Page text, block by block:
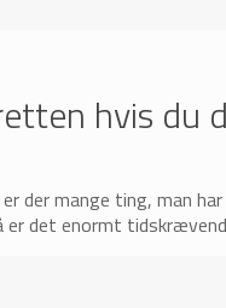
hvis du
der mange ting, man
er det enormt